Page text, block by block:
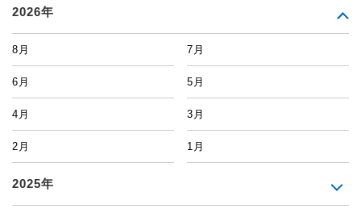
2026年
8月 7月
6月 5月
4月 3月
2月 1月
2025年